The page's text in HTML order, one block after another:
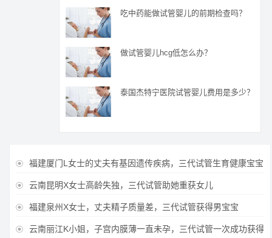
吃中药能做试管婴儿的前期检查吗？
做试管婴儿hcg低怎么办？
泰国杰特宁医院试管婴儿费用是多少？
 福建厦门L女士的丈夫有基因遗传疾病，三代试管生育健康宝宝
 云南昆明X女士高龄失独，三代试管助她重获女儿
 福建泉州X女士，丈夫精子质量差，三代试管获得男宝宝
 云南丽江K小姐，子宫内膜薄一直未孕，三代试管一次成功获得